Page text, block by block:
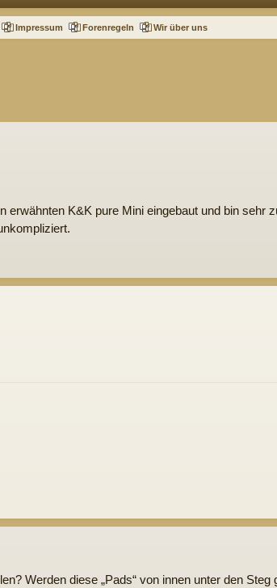
Impressum Forenregeln Wir über uns
Suche
erwähnten K&K pure Mini eingebaut und bin sehr
Werden diese „Pads“ von innen unter den Steg